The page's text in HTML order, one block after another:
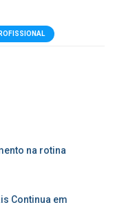
na rotina
Continua em